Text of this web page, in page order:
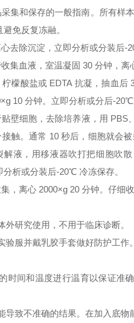
集和保存的一般指南。所有样
免反复冻融。
去除沉淀，立即分析或分装后-
集血液，室温凝固 30 分钟，
柠檬酸盐或 EDTA 抗凝，抽血
10 分钟。立即分析或分后-20℃
壁细胞，去除培养液，用
触。通常 10 秒后，细胞就会
解液，用移液器吹打把细胞吹
析或分装后-20℃ 冷冻保存。
，离心 2000×g 20 分钟。仔细
外研究使用，不用于临床诊断。
验服并戴乳胶手套做好防护工
时间和温度进行温育以保证准
导致不准确的结果。在加入底物